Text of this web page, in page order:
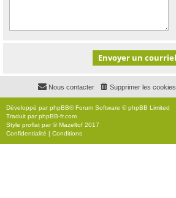
Supprimer les cookies
Nous contacter
Développé parphpBB® Forum Software © phpBB Limited
Traduit parphpBB-fr.com
Style proflat par ©Mazeltof 2017
Confidentialité | Conditions